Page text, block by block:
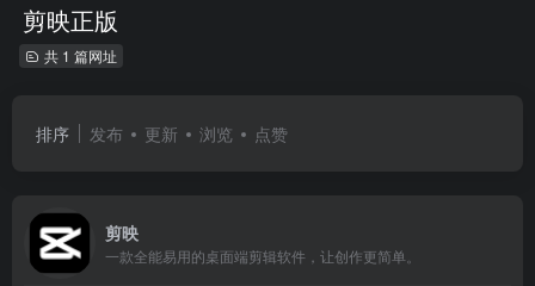
剪映正版
共 1 篇网址
排序 发布 更新 浏览 点赞
剪映
一款全能易用的桌面端剪辑软件，让创作更简单。